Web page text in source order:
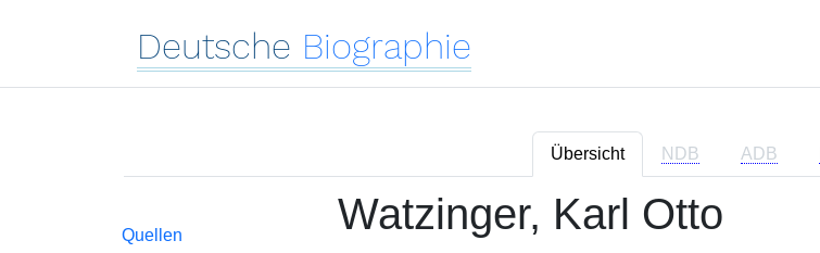
Deutsche Biographie
Übersicht NDB ADB
Quellen
Watzinger, Karl Otto